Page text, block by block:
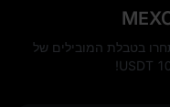
בטבלת המובילים של